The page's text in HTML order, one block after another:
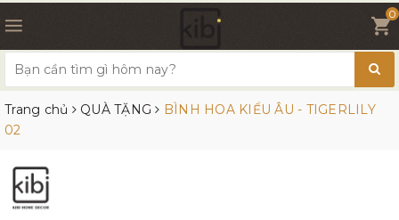
0
Trang chủ QUÀ TẶNG
BÌNH HOA KIỂU ÂU - TIGERLILY
02